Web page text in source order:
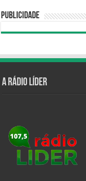
Publicidade
A Rádio Líder